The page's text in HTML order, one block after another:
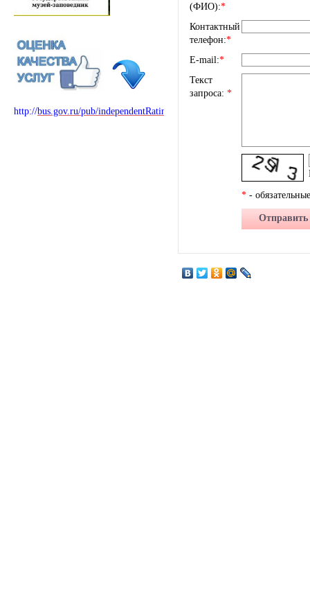
(ФИО):*
Контактный
телефон:*
E-mail:*
Текст
запроса: *
* -
Отправить
http://bus.gov.ru/pub/independentRating/list